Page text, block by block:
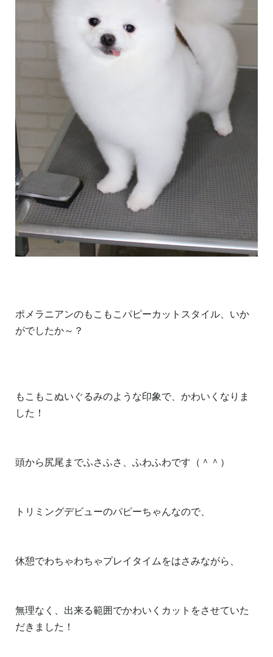
ポメラニアンのもこもこパピーカットスタイル、いか
がでしたか～？
もこもこぬいぐるみのような印象で、かわいくなりま
した！
頭から尻尾までふさふさ、ふわふわです（＾＾）
トリミングデビューのパピーちゃんなので、
休憩でわちゃわちゃプレイタイムをはさみながら、
無理なく、出来る範囲でかわいくカットをさせていた
だきました！